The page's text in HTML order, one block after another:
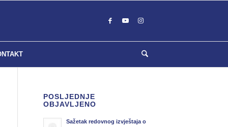
POSLJEDNJE
OBJAVLJENO
Sažetak redovnog izvještaja o